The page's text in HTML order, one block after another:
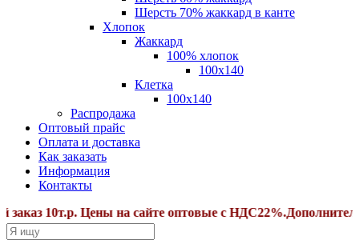
Шерсть 70% жаккард в канте
Хлопок
Жаккард
100% хлопок
100x140
Клетка
100х140
Распродажа
Оптовый прайс
Оплата и доставка
Как заказать
Информация
Контакты
10т.р. Цены на сайте оптовые с